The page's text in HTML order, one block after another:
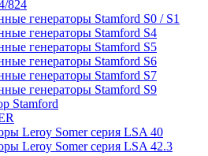
824
генераторы Stamford S0 / S1
генераторы Stamford S4
генераторы Stamford S5
генераторы Stamford S6
генераторы Stamford S7
генераторы Stamford S9
Stamford
Leroy Somer серия LSA 40
Leroy Somer серия LSA 42.3